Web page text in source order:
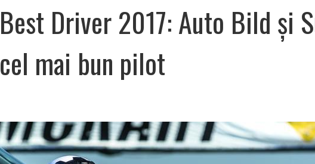
Best Driver 2017: Auto Bild și
cel mai bun pilot